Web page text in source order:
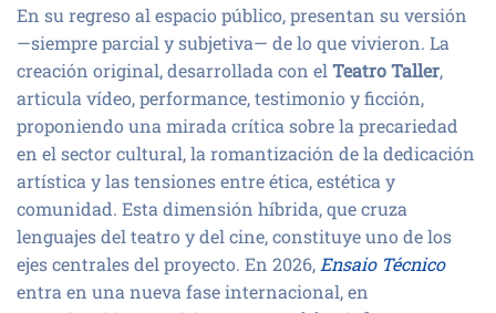
En su regreso al espacio público, presentan su versión
—siempre parcial y subjetiva— de lo que vivieron. La
creación original, desarrollada con el Teatro Taller,
articula vídeo, performance, testimonio y ficción,
proponiendo una mirada crítica sobre la precariedad
en el sector cultural, la romantización de la dedicación
artística y las tensiones entre ética, estética y
comunidad. Esta dimensión híbrida, que cruza
lenguajes del teatro y del cine, constituye uno de los
ejes centrales del proyecto. En 2026, Ensaio Técnico
entra en una nueva fase internacional, en